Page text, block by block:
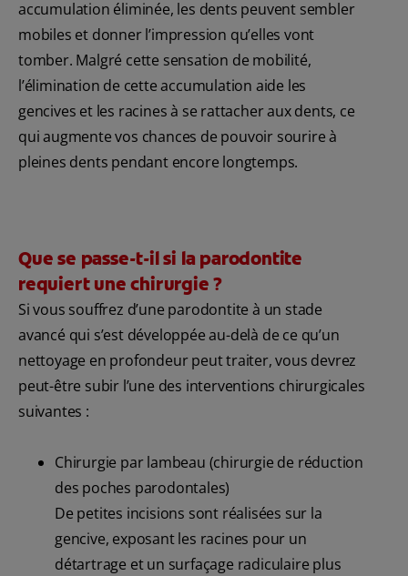
accumulation éliminée, les dents peuvent sembler
mobiles et donner l’impression qu’elles vont
tomber. Malgré cette sensation de mobilité,
l’élimination de cette accumulation aide les
gencives et les racines à se rattacher aux dents, ce
qui augmente vos chances de pouvoir sourire à
pleines dents pendant encore longtemps.
Que se passe-t-il si la parodontite
requiert une chirurgie ?
Si vous souffrez d’une parodontite à un stade
avancé qui s’est développée au-delà de ce qu’un
nettoyage en profondeur peut traiter, vous devrez
peut-être subir l’une des interventions chirurgicales
suivantes :
Chirurgie par lambeau (chirurgie de réduction
des poches parodontales)
De petites incisions sont réalisées sur la
gencive, exposant les racines pour un
détartrage et un surfaçage radiculaire plus